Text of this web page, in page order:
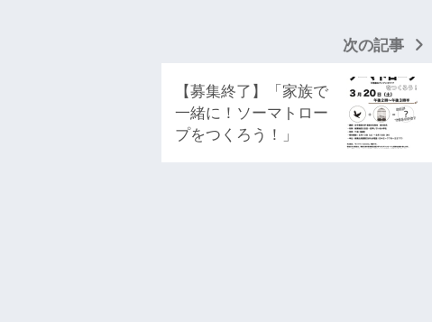
次の記事
【募集終了】「家族で
一緒に！ソーマトロー
プをつくろう！」